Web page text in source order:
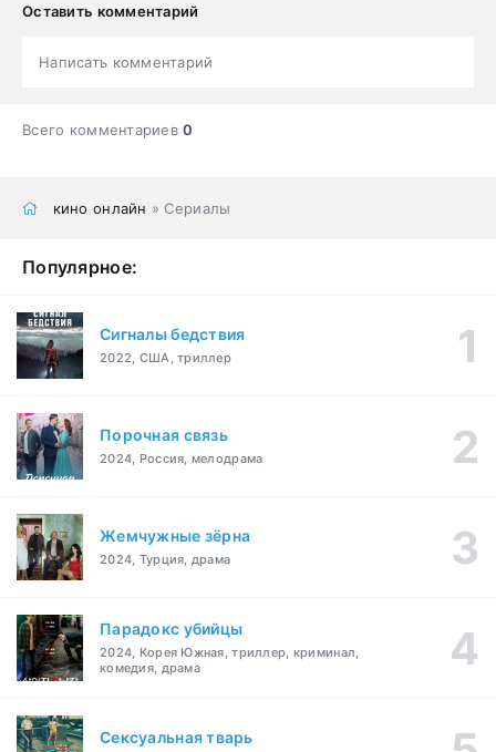
Оставить комментарий
Написать комментарий
Всего комментариев0
кино онлайн » Сериалы
Популярное:
Сигналы бедствия
2022, США, триллер
Порочная связь
2024, Россия, мелодрама
Жемчужные зёрна
2024, Турция, драма
Парадокс убийцы
2024, Корея Южная, триллер, криминал,
комедия, драма
Сексуальная тварь